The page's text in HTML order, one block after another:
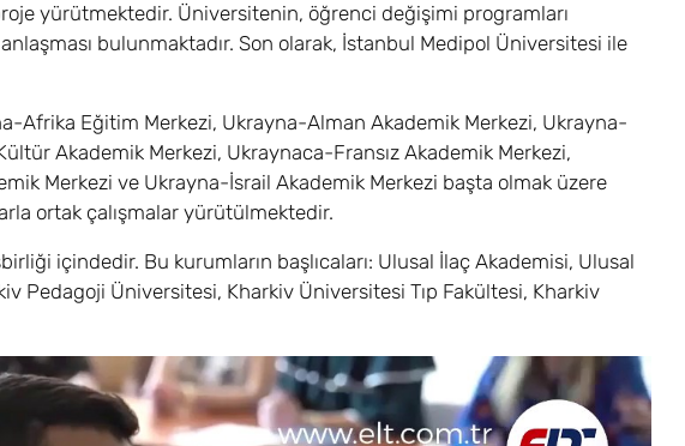
yürütmektedir. Üniversitenin, öğrenci değişimi programları
bulunmaktadır. Son olarak, İstanbul Medipol Üniversitesi ile
Afrika Eğitim Merkezi, Ukrayna-Alman Akademik Merkezi, Ukrayna-
Akademik Merkezi, Ukraynaca-Fransız Akademik Merkezi,
Merkezi ve Ukrayna-İsrail Akademik Merkezi başta olmak üzere
ortak çalışmalar yürütülmektedir.
içindedir. Bu kurumların başlıcaları: Ulusal İlaç Akademisi, Ulusal
Pedagoji Üniversitesi, Kharkiv Üniversitesi Tıp Fakültesi, Kharkiv